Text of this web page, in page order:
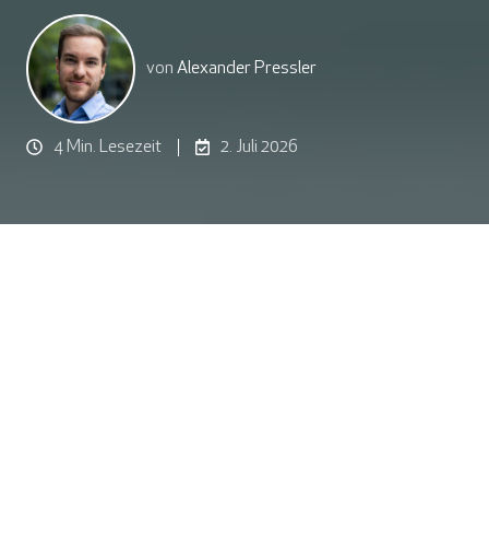
vonAlexander Pressler
4 Min. Lesezeit 2. Juli 2026